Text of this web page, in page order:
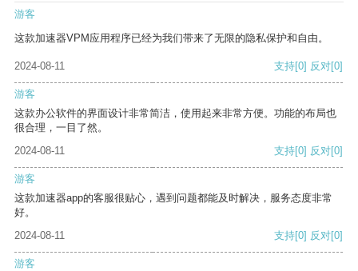
游客
这款加速器VPM应用程序已经为我们带来了无限的隐私保护和自由。
2024-08-11 支持[0] 反对[0]
游客
这款办公软件的界面设计非常简洁，使用起来非常方便。功能的布局也
很合理，一目了然。
2024-08-11
支持[0] 反对[0]
游客
这款加速器app的客服很贴心，遇到问题都能及时解决，服务态度非常
好。
2024-08-11
支持[0] 反对[0]
游客